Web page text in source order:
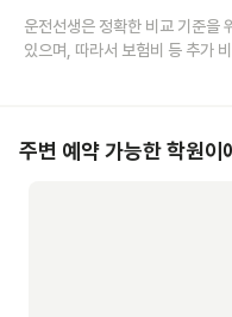
운전선생은 정확한 비교 기준을
있으며, 따라서 보험비 등 추가
주변 예약 가능한 학원이